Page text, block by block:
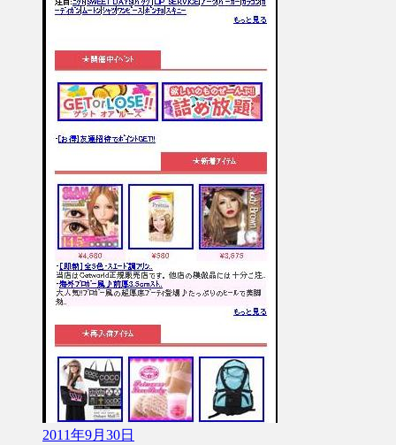
2011年9月30日